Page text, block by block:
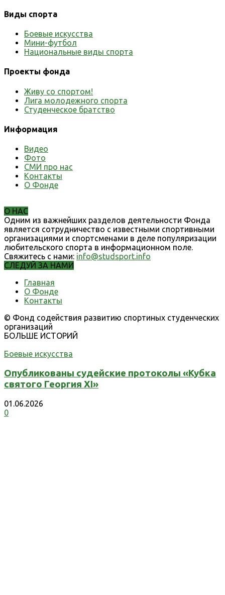
Виды спорта
Боевые искусства
Мини-футбол
Национальные виды спорта
Проекты фонда
Живу со спортом!
Лига молодежного спорта
Студенческое братство
Информация
Видео
Фото
СМИ про нас
Контакты
О Фонде
О НАС
Одним из важнейших разделов деятельности Фонда
является сотрудничество с известными спортивными
организациями и спортсменами в деле популяризации
любительского спорта в информационном поле.
Свяжитесь с нами: info@studsport.info
СЛЕДУЙ ЗА НАМИ
Главная
О Фонде
Контакты
© Фонд содействия развитию спортиных студенческих
организаций
БОЛЬШЕ ИСТОРИЙ
Боевые искусства
Опубликованы судейские протоколы «Кубка
святого Георгия XI»
01.06.2026
0